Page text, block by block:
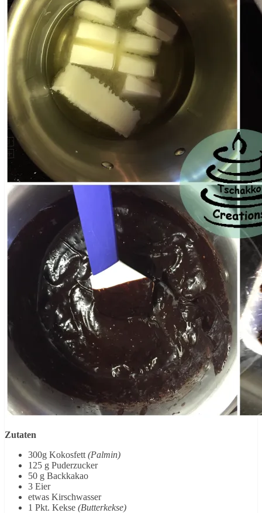
Zutaten
300g Kokosfett (Palmin)
125 g Puderzucker
50 g Backkakao
3 Eier
etwas Kirschwasser
1 Pkt. Kekse (Butterkekse)